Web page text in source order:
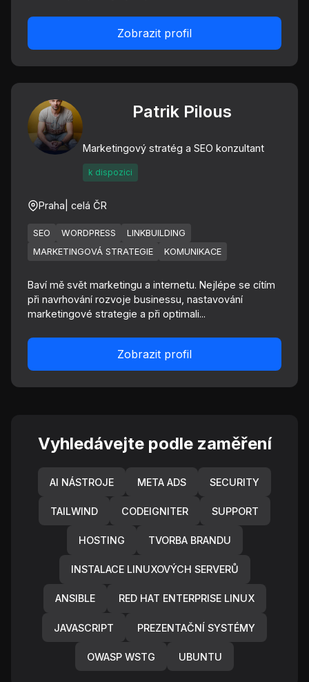
Zobrazit profil
Patrik Pilous
Marketingový stratég a SEO konzultant
k dispozici
Praha | celá ČR
SEO WORDPRESS
LINKBUILDING
MARKETINGOVÁ STRATEGIE
KOMUNIKACE
Baví mě svět marketingu a internetu. Nejlépe se cítím
při navrhování rozvoje businessu, nastavování
marketingové strategie a při optimali...
Zobrazit profil
Vyhledávejte podle zaměření
AI NÁSTROJE META ADS SECURITY
TAILWIND CODEIGNITER SUPPORT
HOSTING TVORBA BRANDU
INSTALACE LINUXOVÝCH SERVERŮ
ANSIBLE RED HAT ENTERPRISE LINUX
JAVASCRIPT PREZENTAČNÍ SYSTÉMY
OWASP WSTG UBUNTU